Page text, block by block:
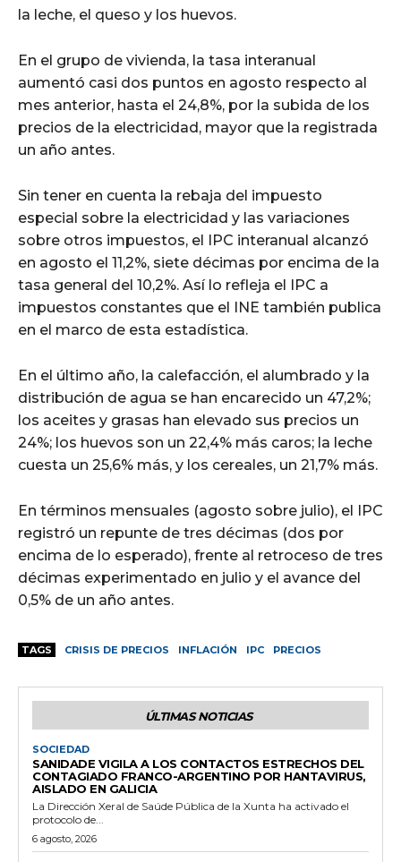
la leche, el queso y los huevos.
En el grupo de vivienda, la tasa interanual
aumentó casi dos puntos en agosto respecto al
mes anterior, hasta el 24,8%, por la subida de los
precios de la electricidad, mayor que la registrada
un año antes.
Sin tener en cuenta la rebaja del impuesto
especial sobre la electricidad y las variaciones
sobre otros impuestos, el IPC interanual alcanzó
en agosto el 11,2%, siete décimas por encima de la
tasa general del 10,2%. Así lo refleja el IPC a
impuestos constantes que el INE también publica
en el marco de esta estadística.
En el último año, la calefacción, el alumbrado y la
distribución de agua se han encarecido un 47,2%;
los aceites y grasas han elevado sus precios un
24%; los huevos son un 22,4% más caros; la leche
cuesta un 25,6% más, y los cereales, un 21,7% más.
En términos mensuales (agosto sobre julio), el IPC
registró un repunte de tres décimas (dos por
encima de lo esperado), frente al retroceso de tres
décimas experimentado en julio y el avance del
0,5% de un año antes.
TAGS CRISIS DE PRECIOS INFLACIÓN IPC PRECIOS
ÚLTIMAS NOTICIAS
SOCIEDAD
SANIDADE VIGILA A LOS CONTACTOS ESTRECHOS DEL
CONTAGIADO FRANCO-ARGENTINO POR HANTAVIRUS,
AISLADO EN GALICIA
La Dirección Xeral de Saúde Pública de la Xunta ha activado el
protocolo de...
6 agosto, 2026